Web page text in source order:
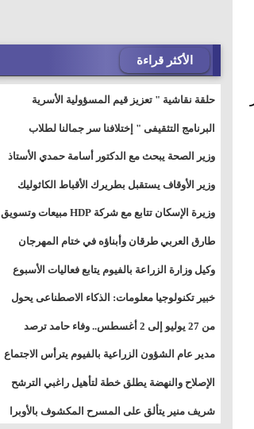
الأكثر قراءة
حلقة نقاشية " تعزيز قيم المسؤولية الأسرية
البرنامج التثقيفى " إختلافنا سر جمالنا لطلاب
وطالبات ذوى الهمهم" بمدارس التربية الخاصة
وزير الصحة يبحث مع الدكتور أسامة حمدي الأستاذ
بجامعة هارفارد توسيع برامج التوعية بمرض السكري
وزير الأوقاف يستقبل بطريرك الأقباط الكاثوليك
وزيرة الإسكان تتابع مع شركة HDP مبيعات وتسويق
مشروعات المدن الجديدة
طارق العربي طرقان وأبناؤه في ختام المهرجان
الصيفي للموسيقى والغناء بالمسرح المكشوف
وكيل وزارة الزراعة بالفيوم يتابع فعاليات الأسبوع
خبير تكنولوجيا معلومات: الذكاء الاصطناعى يحول
المستخدم إلى سلعة فى اقتصاد الانتباه
من 27 يوليو إلى 2 أغسطس.. وفاء حامد ترصد
تأثيرات أقوى الاتصالات الفلكية على الأبراج
مدير عام الشؤون الزراعية بالفيوم يترأس الاجتماع
الدوري لمتابعة الحصر الحيازي الجديدة
الإصلاح والنهضة يطلق خطة لتأهيل راغبي الترشح
للمجالس الشعبية المحلية ويستعرض خطط أماناته
بالمحافظات
شريف منير يتألق على المسرح المكشوف بالأوبرا